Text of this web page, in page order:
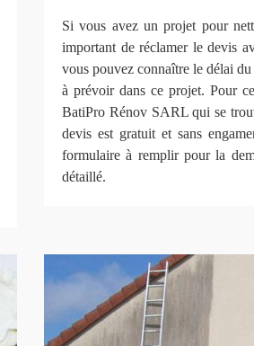
Si vous avez un projet pour
important de réclamer le devis
vous pouvez connaître le délai
à prévoir dans ce projet. Pour
BatiPro Rénov SARL qui se
devis est gratuit et sans
formulaire à remplir pour la
détaillé.